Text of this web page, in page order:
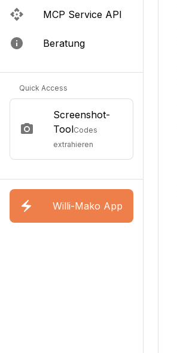
MCP Service API
Beratung
Quick Access
Screenshot-
ToolCodes
extrahieren
Willi-Mako App